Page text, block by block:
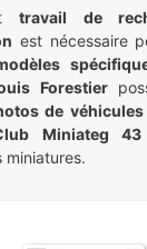
travail de
est nécessaire
Forestier
de véhicules
Miniateg 43
miniatures.